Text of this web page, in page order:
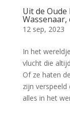
Uit de
12 sep, 2023
In het
vlucht die
Of ze haten
zijn
alles in het